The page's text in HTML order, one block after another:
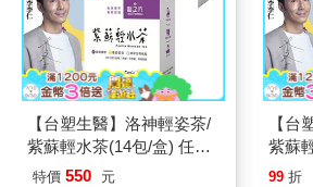
【台塑生醫】洛神輕姿茶/
紫蘇輕水茶(14包/盒) 任選
x1盒
特價 550 元
【台
紫蘇
x2盒
99 折